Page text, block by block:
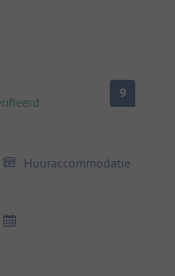
9
Huuraccommodatie